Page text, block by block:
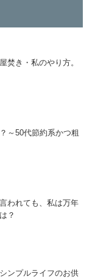
焚き・私のやり方。
～50代節約系かつ粗
われても、私は万年
？
ンプルライフのお供